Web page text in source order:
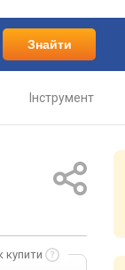
Знайти
Інструмент
купити